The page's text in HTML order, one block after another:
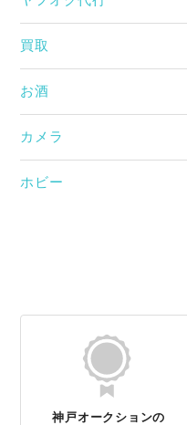
買取
お酒
カメラ
ホビー
神戸オークションの